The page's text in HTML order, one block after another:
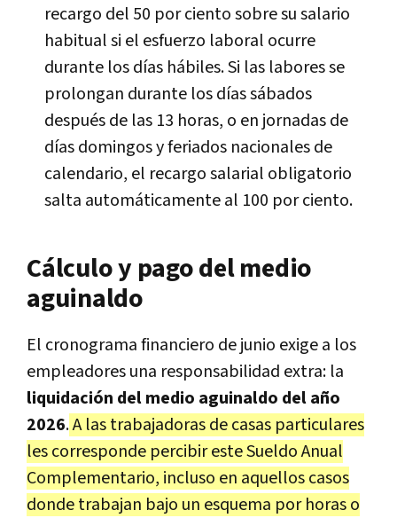
recargo del 50 por ciento sobre su salario
habitual si el esfuerzo laboral ocurre
durante los días hábiles. Si las labores se
prolongan durante los días sábados
después de las 13 horas, o en jornadas de
días domingos y feriados nacionales de
calendario, el recargo salarial obligatorio
salta automáticamente al 100 por ciento.
Cálculo y pago del medio
aguinaldo
El cronograma financiero de junio exige a los
empleadores una responsabilidad extra: la
liquidación del medio aguinaldo del año
2026.A las trabajadoras de casas particulares
les corresponde percibir este Sueldo Anual
Complementario, incluso en aquellos casos
donde trabajan bajo un esquema por horas o